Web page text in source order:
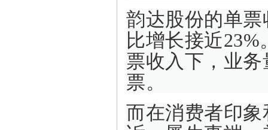
韵达股份的单
比增长接近
票收入下，业
票。
而在消费者印